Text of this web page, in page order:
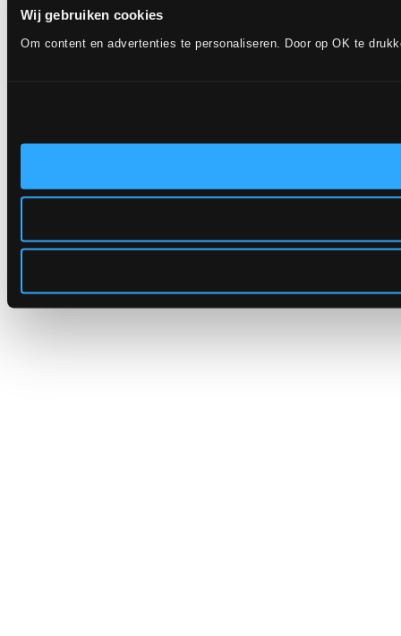
Wij gebruiken cookies
Om content en advertenties te personaliseren. Door op OK te